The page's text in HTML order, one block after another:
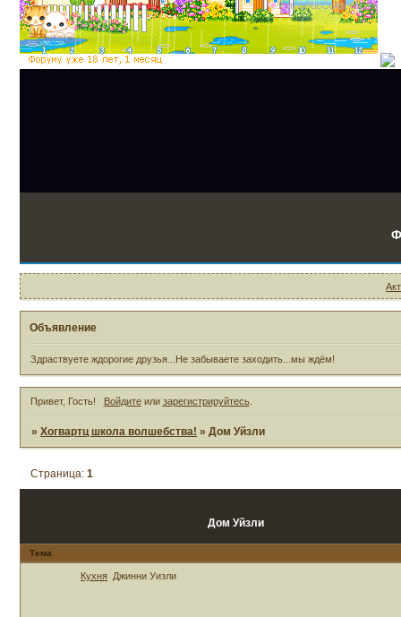
Объявление
Здраствуете ждорогие друзья...Не забываете заходить...мы ждём!
Привет, Гость! Войдитеили зарегистрируйтесь.
»Хогвартц школа волшебства! »Дом Уйзли
Дом Уйзли
Страница:1
Тема
Кухня Джинни Уизли